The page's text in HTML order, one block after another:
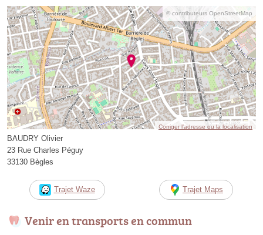
© contributeurs OpenStreetMap
Corriger l’adresse ou la localisation
BAUDRY Olivier
23 Rue Charles Péguy
33130 Bègles
Trajet Waze Trajet Maps
Venir en transports en commun